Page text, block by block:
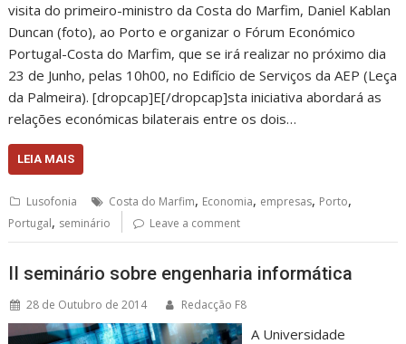
visita do primeiro-ministro da Costa do Marfim, Daniel Kablan
Duncan (foto), ao Porto e organizar o Fórum Económico
Portugal-Costa do Marfim, que se irá realizar no próximo dia
23 de Junho, pelas 10h00, no Edifício de Serviços da AEP (Leça
da Palmeira). [dropcap]E[/dropcap]sta iniciativa abordará as
relações económicas bilaterais entre os dois…
LEIA MAIS
Lusofonia Costa do Marfim, Economia, empresas, Porto,
Portugal, seminário Leave a comment
II seminário sobre engenharia informática
28 de Outubro de 2014 Redacção F8
A Universidade